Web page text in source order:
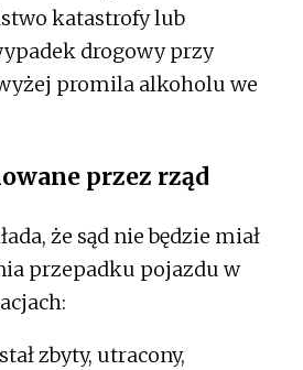
katastrofy lub
drogowy przy
promila alkoholu we
przez rząd
że sąd nie będzie miał
przepadku pojazdu w
zbyty, utracony,